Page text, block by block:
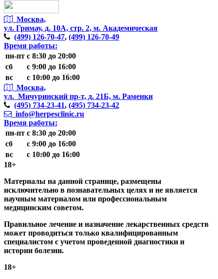
Москва,
ул. Гримау, д. 10А, стр. 2, м. Академическая
(499) 126-70-47, (499) 126-70-49
Время работы:
пн-пт с 8:30 до 20:00
сб
с 9:00 до 16:00
вс
с 10:00 до 16:00
Москва,
ул. Мичуринский пр-т, д. 21Б, м. Раменки
(495) 734-23-41, (495) 734-23-42
info@herpesclinic.ru
Время работы:
пн-пт с 8:30 до 20:00
сб
с 9:00 до 16:00
вс
с 10:00 до 16:00
18+
Материалы на данной странице, размещены
исключительно в познавательных целях и не является
научным материалом или профессиональным
медицинским советом.
Правильное лечение и назначение лекарственных средств
может проводиться только квалифицированным
специалистом с учетом проведенной диагностики и
истории болезни.
18+